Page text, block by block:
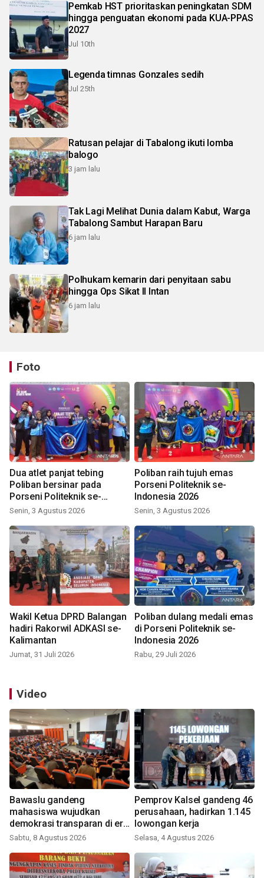
Pemkab HST prioritaskan peningkatan SDM
hingga penguatan ekonomi pada KUA-PPAS
2027
Jul 10th
Legenda timnas Gonzales sedih
Jul 25th
Ratusan pelajar di Tabalong ikuti lomba
balogo
3 jam lalu
Tak Lagi Melihat Dunia dalam Kabut, Warga
Tabalong Sambut Harapan Baru
6 jam lalu
Polhukam kemarin dari penyitaan sabu
hingga Ops Sikat II Intan
6 jam lalu
Foto
Dua atlet panjat tebing
Poliban bersinar pada
Porseni Politeknik se-
Indonesia 2026
Senin, 3 Agustus 2026
Poliban raih tujuh emas
Porseni Politeknik se-
Indonesia 2026
Senin, 3 Agustus 2026
Wakil Ketua DPRD Balangan
hadiri Rakorwil ADKASI se-
Kalimantan
Jumat, 31 Juli 2026
Poliban dulang medali emas
di Porseni Politeknik se-
Indonesia 2026
Rabu, 29 Juli 2026
Video
Bawaslu gandeng
mahasiswa wujudkan
demokrasi transparan di era
digital
Sabtu, 8 Agustus 2026
Pemprov Kalsel gandeng 46
perusahaan, hadirkan 1.145
lowongan kerja
Selasa, 4 Agustus 2026